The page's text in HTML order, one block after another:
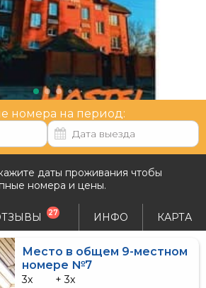
номера на период:
даты проживания чтобы
номера и цены.
27 ИНФО КАРТА
Место в общем 9-местном
номере №7
3x
+ 3x